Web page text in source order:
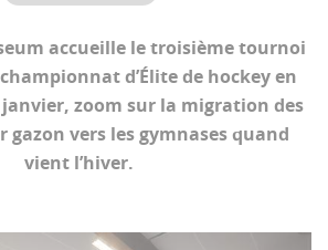
accueille le troisième tournoi
d’Élite de hockey en
janvier, zoom sur la migration des
gazon vers les gymnases quand
vient l’hiver.